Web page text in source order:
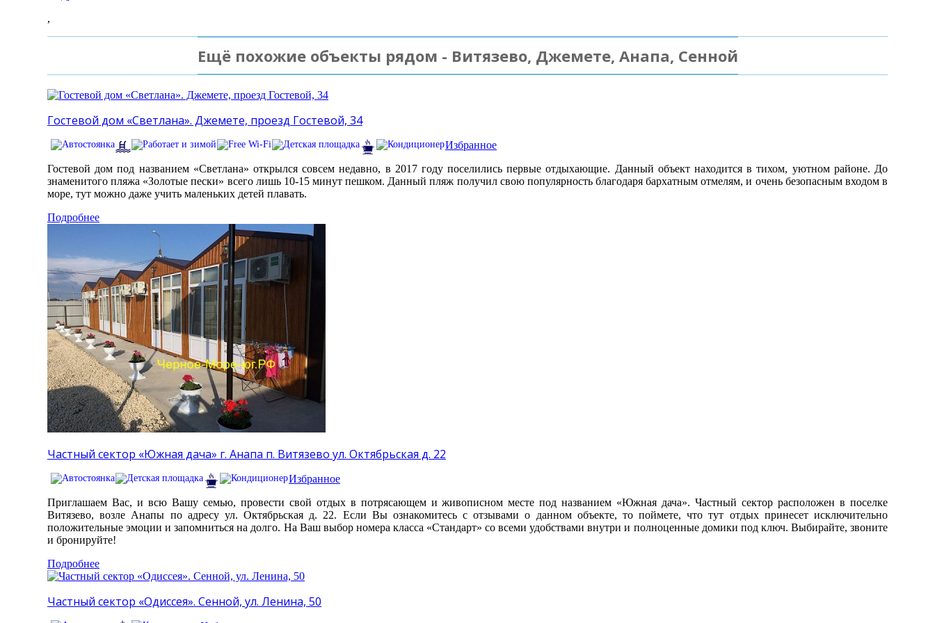
,
Ещё похожие объекты рядом - Витязево, Джемете, Анапа, Сенной
Гостевой дом «Светлана». Джемете, проезд Гостевой, 34
Избранное
Гостевой дом под названием «Светлана» открылся совсем недавно, в 2017 году поселились первые отдыхающие. Данный объект находится в тихом, уютном районе. До
знаменитого пляжа «Золотые пески» всего лишь 10-15 минут пешком. Данный пляж получил свою популярность благодаря бархатным отмелям, и очень безопасным входом в
море, тут можно даже учить маленьких детей плавать.
Подробнее
Частный сектор «Южная дача» г. Анапа п. Витязево ул. Октябрьская д. 22
Избранное
Приглашаем Вас, и всю Вашу семью, провести свой отдых в потрясающем и живописном месте под названием «Южная дача». Частный сектор расположен в поселке
Витязево, возле Анапы по адресу ул. Октябрьская д. 22. Если Вы ознакомитесь с отзывами о данном объекте, то поймете, что тут отдых принесет исключительно
положительные эмоции и запомниться на долго. На Ваш выбор номера класса «Стандарт» со всеми удобствами внутри и полноценные домики под ключ. Выбирайте, звоните
и бронируйте!
Подробнее
Частный сектор «Одиссея». Сенной, ул. Ленина, 50